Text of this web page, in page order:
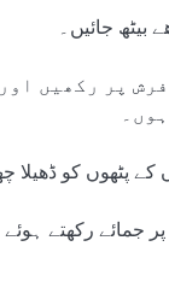
جائیں۔
پر رکھیں
پٹھوں کو ڈھیلا
جمائے رکھتے ہوئے